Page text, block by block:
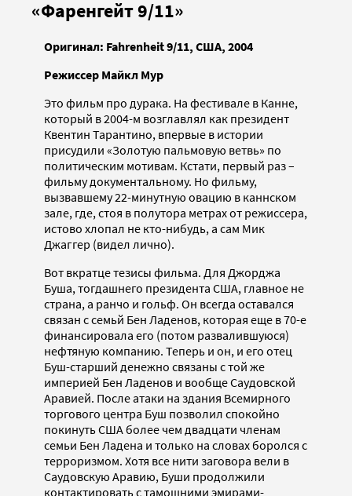
«Фаренгейт 9/11»
Оригинал: Fahrenheit 9/11, США, 2004
Режиссер Майкл Мур
Это фильм про дурака. На фестивале в Канне,
который в 2004-м возглавлял как президент
Квентин Тарантино, впервые в истории
присудили «Золотую пальмовую ветвь» по
политическим мотивам. Кстати, первый раз –
фильму документальному. Но фильму,
вызвавшему 22-минутную овацию в каннском
зале, где, стоя в полутора метрах от режиссера,
истово хлопал не кто-нибудь, а сам Мик
Джаггер (видел лично).
Вот вкратце тезисы фильма. Для Джорджа
Буша, тогдашнего президента США, главное не
страна, а ранчо и гольф. Он всегда оставался
связан с семьй Бен Ладенов, которая еще в 70-е
финансировала его (потом развалившуюся)
нефтяную компанию. Теперь и он, и его отец
Буш-старший денежно связаны с той же
империей Бен Ладенов и вообще Саудовской
Аравией. После атаки на здания Всемирного
торгового центра Буш позволил спокойно
покинуть США более чем двадцати членам
семьи Бен Ладена и только на словах боролся с
терроризмом. Хотя все нити заговора вели в
Саудовскую Аравию, Буши продолжили
контактировать с тамошними эмирами-